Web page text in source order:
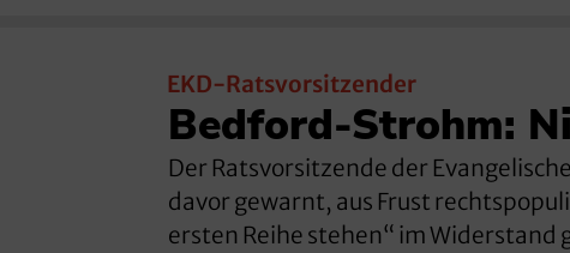
EKD-Ratsvorsitzender
Bedford-Strohm:
Der Ratsvorsitzende der
davor gewarnt, aus Frust
ersten Reihe stehen“ im